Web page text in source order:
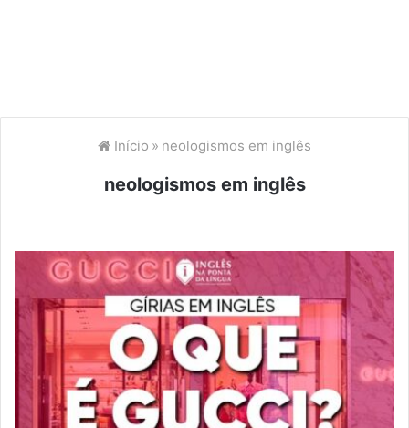
Início » neologismos em inglês
neologismos em inglês